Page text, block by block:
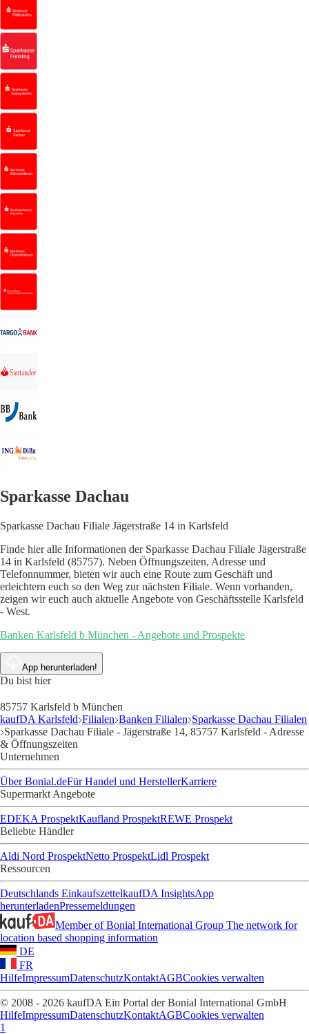
Sparkasse Dachau
Sparkasse Dachau Filiale Jägerstraße 14 in Karlsfeld
Finde hier alle Informationen der Sparkasse Dachau Filiale Jägerstraße
14 in Karlsfeld (85757). Neben Öffnungszeiten, Adresse und
Telefonnummer, bieten wir auch eine Route zum Geschäft und
erleichtern euch so den Weg zur nächsten Filiale. Wenn vorhanden,
zeigen wir euch auch aktuelle Angebote von Geschäftsstelle Karlsfeld
- West.
Banken Karlsfeld b München - Angebote und Prospekte
App herunterladen!
Du bist hier
85757 Karlsfeld b München
kaufDA Karlsfeld Filialen Banken Filialen Sparkasse Dachau Filialen
Sparkasse Dachau Filiale - Jägerstraße 14, 85757 Karlsfeld - Adresse
& Öffnungszeiten
Unternehmen
Über Bonial.deFür Handel und HerstellerKarriere
Supermarkt Angebote
EDEKA ProspektKaufland ProspektREWE Prospekt
Beliebte Händler
Aldi Nord ProspektNetto ProspektLidl Prospekt
Ressourcen
Deutschlands EinkaufszettelkaufDA InsightsApp
herunterladenPressemeldungen
Member of Bonial International Group The network for
location based shopping information
DE
FR
HilfeImpressumDatenschutzKontaktAGBCookies verwalten
© 2008 - 2026 kaufDA Ein Portal der Bonial International GmbH
HilfeImpressumDatenschutzKontaktAGBCookies verwalten
1